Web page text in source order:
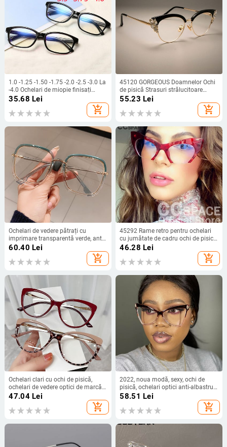
1.0 -1.25 -1.50 -1.75 -2.0 -2.5 -3.0 La
-4.0 Ochelari de miopie finisați
Femei Bărbați Ochelari de vedere
scurtă Negru Albastru Roșu Rama
35.68 Lei
add_shopping_cart
45120 GORGEOUS Doamnelor Ochi
de pisică Strasuri strălucitoare
Rame de ochelari pentru femei
Ochelari de vedere Ochelari optici
55.23 Lei
add_shopping_cart
Ochelari de vedere pătrați cu
imprimare transparentă verde, anti-
albastru, pentru femei, aliaj, leopard,
ochelari oversize pentru computer,
cadru de miopie, nuanțe feminine
60.40 Lei
add_shopping_cart
45292 Rame retro pentru ochelari
cu jumătate de cadru ochi de pisică
Ochelari optici de modă pentru
femei Ochelari pentru computer
Ochelari prescripți
46.28 Lei
add_shopping_cart
Ochelari clari cu ochi de pisică,
ochelari de vedere optici de marcă
retro, rame pentru femei, vintage,
anti albastru, picioare de metal,
ochelari de vedere
47.04Lei
add_shopping_cart
2022, noua modă, sexy, ochi de
pisică, ochelari optici anti-albastru,
ochelari pentru femei, ochelari de
ochi de computer, marca vintage,
ochelari pentru femei
58.51 Lei
add_shopping_cart